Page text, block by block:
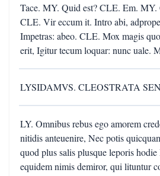
Tace. MY. Quid est? CLE. Em. MY.
CLE. Vir eccum it. Intro abi,
Impetras: abeo. CLE. Mox magis
erit, Igitur tecum loquar: nunc uale.
LYSIDAMVS. CLEOSTRATA
LY. Omnibus rebus ego amorem
nitidis anteuenire, Nec potis
quod plus salis plusque leporis hodie
equidem nimis demiror, qui lituntur